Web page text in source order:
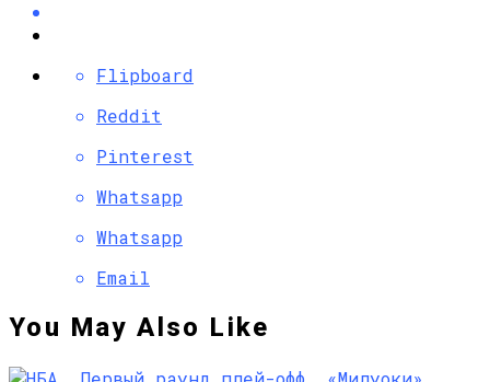
Flipboard
Reddit
Pinterest
Whatsapp
Whatsapp
Email
You May Also Like